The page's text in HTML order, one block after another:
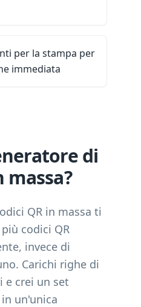
per la stampa per
immediata
di
massa?
QR in massa ti
codici QR
invece di
Carichi righe di
e crei un set
un'unica